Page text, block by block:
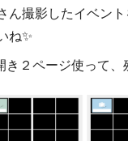
ん撮影したイベン
ね✨
２ページ使って、